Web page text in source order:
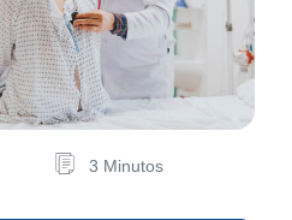
3 Minutos